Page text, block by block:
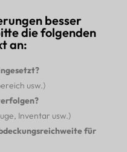
besser
die folgenden
an:
usw.)
Inventar usw.)
für